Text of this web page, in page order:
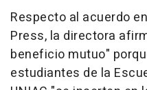
Respecto al acuerdo
Press, la directora
beneficio mutuo"
estudiantes de la